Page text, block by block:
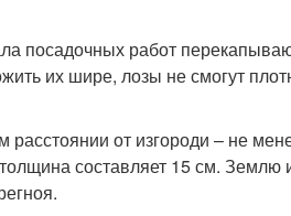
посадочных работ
их шире, лозы не смогут
от изгороди – не
составляет 15 см.